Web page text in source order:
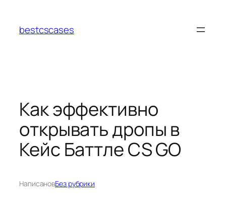
содержимому
bestcscases
Как эффективно
открывать дропы в
Кейс Баттле CS GO
НаписановБез рубрики